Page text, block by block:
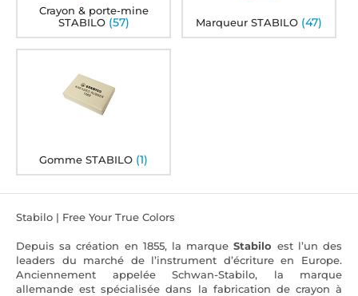
Stabilo | Free Your True Colors
Depuis sa création en 1855, la marqueStabilo est l’un des
leaders du marché de l’instrument d’écriture en Europe.
Anciennement appelée Schwan-Stabilo, la marque
allemande est spécialisée dans la fabrication de crayon à
Crayon & porte-mine
STABILO (57) Marqueur STABILO (47)
Gomme STABILO (1)